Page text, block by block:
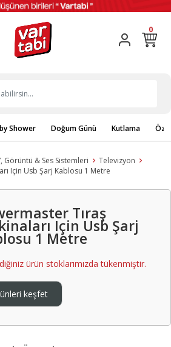
0
Shower Doğum Günü Kutlama
Görüntü & Ses Sistemleri
Televizyon
Için Usb Şarj Kablosu 1 Metre
Tıraş
Için Usb Şarj
1 Metre
ürün stoklarımızda tükenmiştir.
keşfet